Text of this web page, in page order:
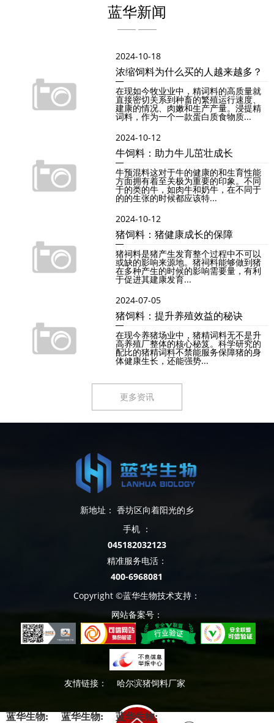
蓝华新闻
2024-10-18
浓缩饲料为什么买的人越来越多？
在现如今牧业业中，精词料的高质量就
直接密切关系到种畜的繁殖运行速度、
建康的情况、肉嫩和生产产量。浸提精
词料，作为一个一款蛋白质食物质...
2024-10-12
牛饲料：助力牛儿茁壮成长
牛预混料这对于牛的健康的和生育性能
方面拥有着至关极为重要的印象。不同
于的类的牛，如肉牛和奶牛，在不同于
的的生张的时候都应该特...
2024-10-12
猪饲料：猪健康成长的保障
猪祠料是猪产生发育整个过程中不可以
或缺的影响来源地。猪祠料能够做到猪
在多种产生的时候的影响需要量，有利
于促进其建康发育...
2024-07-05
猪饲料：提升养殖效益的秘诀
在现今养猪场业中，猪精词料无不是升
高养殖厂整体的核心秘笈。科学研究的
配比的猪精词料不禁能服务保障猪的身
体健康生长，还能强势...
更多资讯
新地址： 香坊区向着阳光的乡
手机 ：
045182032123
精准服务电活：
400-6968081
Copyright ©蓝华生物技术支持：
网站备案号：
友情链接： 哈尔滨猪饲料厂家
蓝华生物: 蓝华生物: 蓝华生物: